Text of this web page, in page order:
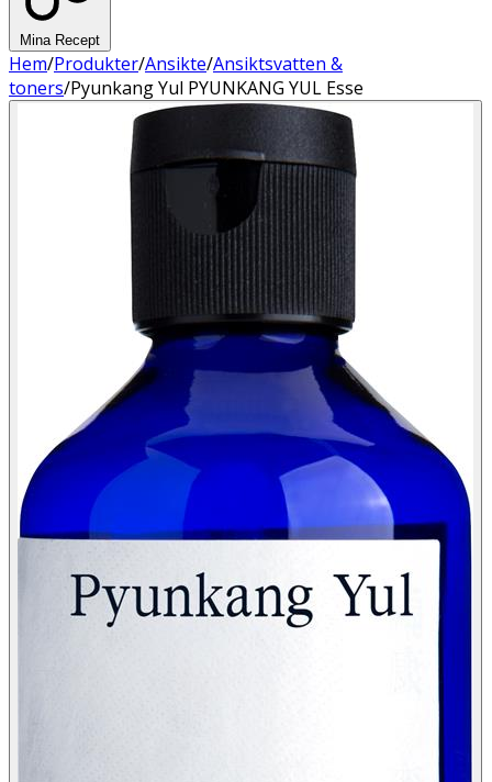
Mina Recept
Hem/Produkter/Ansikte/Ansiktsvatten &
toners/Pyunkang Yul PYUNKANG YUL Esse